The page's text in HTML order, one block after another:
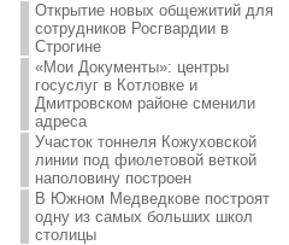
Открытие новых общежитий для
сотрудников Росгвардии в
Строгине
«Мои Документы»: центры
госуслуг в Котловке и
Дмитровском районе сменили
адреса
Участок тоннеля Кожуховской
линии под фиолетовой веткой
наполовину построен
В Южном Медведкове построят
одну из самых больших школ
столицы